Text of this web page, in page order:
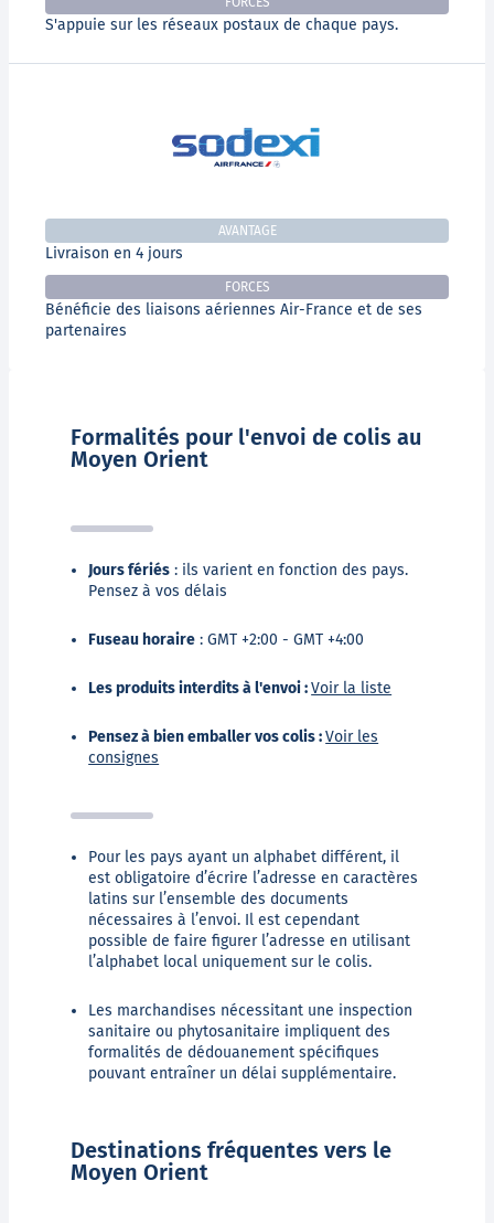
S'appuie sur les réseaux postaux de chaque pays.
AVANTAGE
Livraison en 4 jours
FORCES
Bénéficie des liaisons aériennes Air-France et de ses
partenaires
Formalités pour l'envoi de colis au
Moyen Orient
Jours fériés : ils varient en fonction des pays.
Pensez à vos délais
Fuseau horaire : GMT +2:00 - GMT +4:00
Les produits interdits à l'envoi :Voir la liste
Pensez à bien emballer vos colis :Voir les
consignes
Pour les pays ayant un alphabet différent, il
est obligatoire d’écrire l’adresse en caractères
latins sur l’ensemble des documents
nécessaires à l’envoi. Il est cependant
possible de faire figurer l’adresse en utilisant
l’alphabet local uniquement sur le colis.
Les marchandises nécessitant une inspection
sanitaire ou phytosanitaire impliquent des
formalités de dédouanement spécifiques
pouvant entraîner un délai supplémentaire.
Destinations fréquentes vers le
Moyen Orient